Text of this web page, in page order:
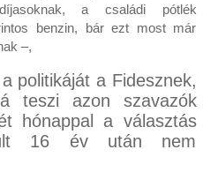
a családi pótlék
benzin, bár ezt most már
–,
politikáját a Fidesznek,
teszi azon szavazók
hónappal a választás
16 év után nem